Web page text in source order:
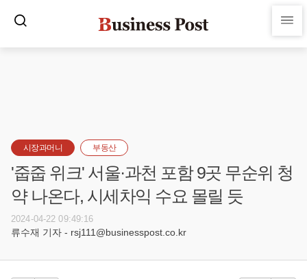
시장과머니 부동산
'줍줍 위크' 서울·과천 포함 9곳 무순위 청
약 나온다, 시세차익 수요 몰릴 듯
2024-04-22 09:49:16
류수재 기자 - rsj111@businesspost.co.kr